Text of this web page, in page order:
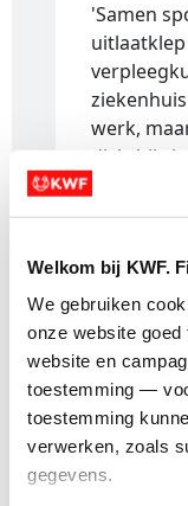
Welkom bij KWF.
We gebruiken
onze website
website en
toestemming —
toestemming
verwerken, zoals
gegevens.
'Samen
werk,
dichtbij
HYROX